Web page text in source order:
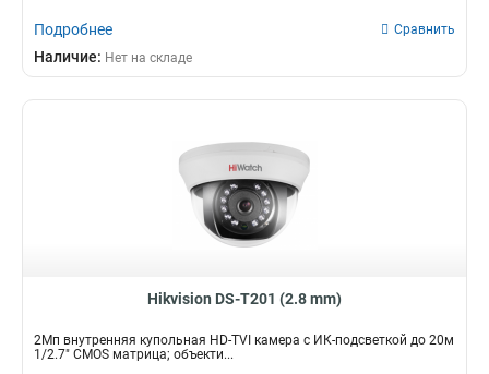
Подробнее Сравнить
Наличие: Нет на складе
Hikvision DS-T201 (2.8 mm)
2Мп внутренняя купольная HD-TVI камера с ИК-подсветкой до 20м
1/2.7" CMOS матрица; объекти...